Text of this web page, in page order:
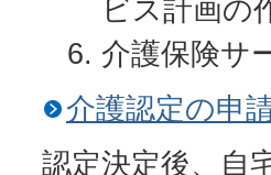
ビス計画の
介護保険サ
介護認定の申
認定決定後、自